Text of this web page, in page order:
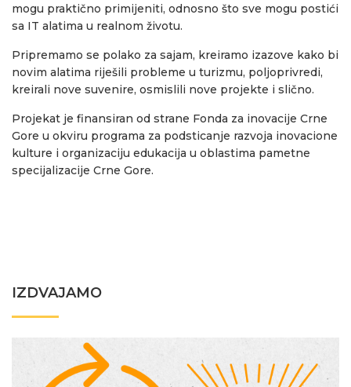
mogu praktično primijeniti, odnosno što sve mogu postići
sa IT alatima u realnom životu.
Pripremamo se polako za sajam, kreiramo izazove kako bi
novim alatima riješili probleme u turizmu, poljoprivredi,
kreirali nove suvenire, osmislili nove projekte i slično.
Projekat je finansiran od strane Fonda za inovacije Crne
Gore u okviru programa za podsticanje razvoja inovacione
kulture i organizaciju edukacija u oblastima pametne
specijalizacije Crne Gore.
IZDVAJAMO